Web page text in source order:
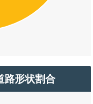
路形状割合